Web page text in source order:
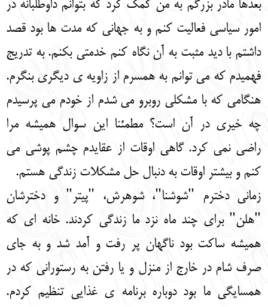
بعدها مادر بزرگم به من کمک کرد که بتوانم داوطلبانه در
امور سیاسی فعالیت کنم و به جهانی که مدت ها بود قصد
داشتم با دید مثبت به آن نگاه کنم خدمتی بکنم. به تدریج
فهمیدم که می توانم به همسرم از زاویه ی دیگری بنگرم.
هنگامی که با مشکلی روبرو می شدم از خودم می پرسیدم
چه خیری در آن است؟ مطمئنا این سوال همیشه مرا
راضی نمی کرد. گاهی اوقات از عقایدم چشم پوشی می
کنم و بیشتر اوقات به دنبال حل مشکلات زندگی هستم.
زمانی دخترم "شوشنا"، شوهرش، "پیتر" و دخترشان
"هلن" برای چند ماه نزد ما زندگی کردند. خانه ای که
همیشه ساکت بود ناگهان پر رفت و آمد شد و به جای
صرف شام در خارج از منزل و یا رفتن به رستورانی که در
همسایگی ما بود دوباره برنامه ی غذایی تنظیم کردم.